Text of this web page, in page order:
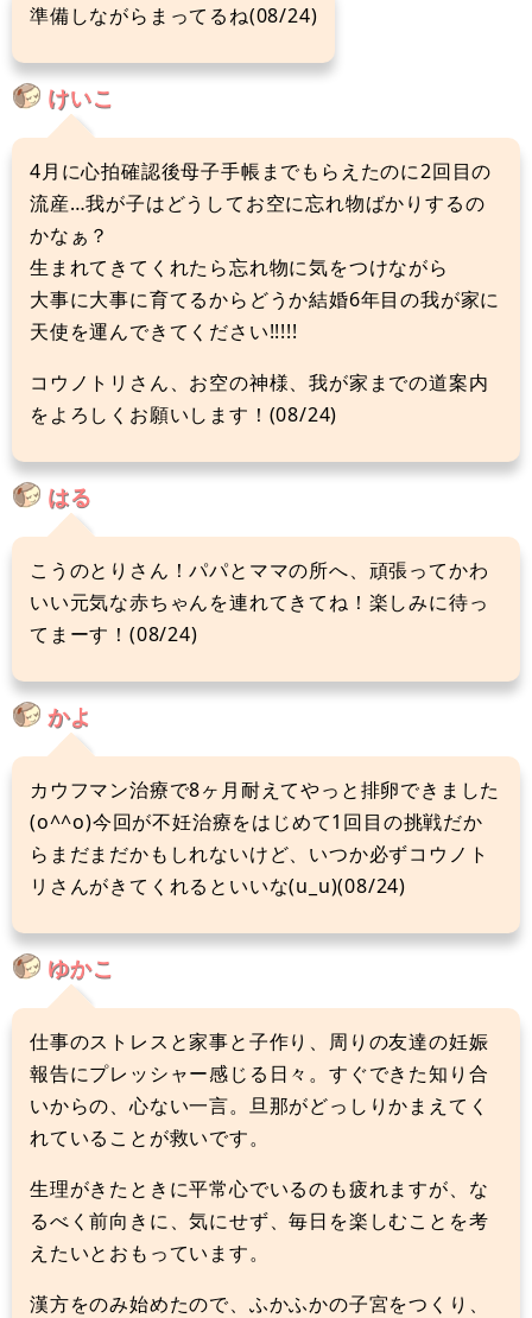
準備しながらまってるね(08/24)
けいこ
4月に心拍確認後母子手帳までもらえたのに2回目の
流産…我が子はどうしてお空に忘れ物ばかりするの
かなぁ？
生まれてきてくれたら忘れ物に気をつけながら
大事に大事に育てるからどうか結婚6年目の我が家に
天使を運んできてください!!!!!
コウノトリさん、お空の神様、我が家までの道案内
をよろしくお願いします！(08/24)
はる
こうのとりさん！パパとママの所へ、頑張ってかわ
いい元気な赤ちゃんを連れてきてね！楽しみに待っ
てまーす！(08/24)
かよ
カウフマン治療で8ヶ月耐えてやっと排卵できました
(o^^o)今回が不妊治療をはじめて1回目の挑戦だか
らまだまだかもしれないけど、いつか必ずコウノト
リさんがきてくれるといいな(u_u)(08/24)
ゆかこ
仕事のストレスと家事と子作り、周りの友達の妊娠
報告にプレッシャー感じる日々。すぐできた知り合
いからの、心ない一言。旦那がどっしりかまえてく
れていることが救いです。
生理がきたときに平常心でいるのも疲れますが、な
るべく前向きに、気にせず、毎日を楽しむことを考
えたいとおもっています。
漢方をのみ始めたので、ふかふかの子宮をつくり、